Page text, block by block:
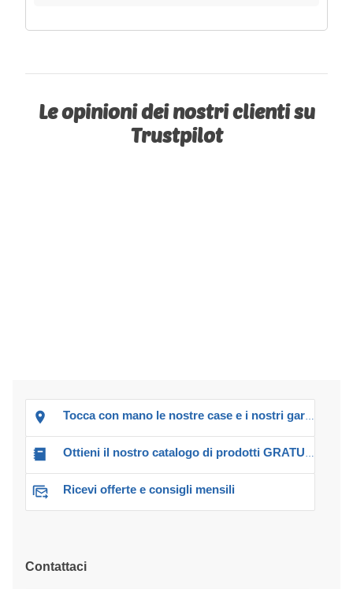
Le opinioni dei nostri clienti su
Trustpilot
Tocca con mano le nostre case e i nostri garage!
Ottieni il nostro catalogo di prodotti GRATUITO!
Ricevi offerte e consigli mensili
Contattaci